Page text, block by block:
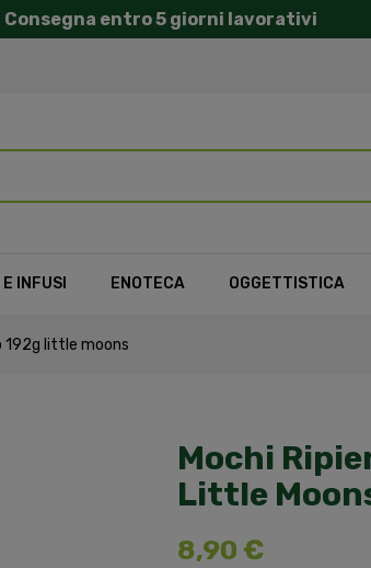
Consegna entro 5 giorni lavorativi
INFUSI ENOTECA OGGETTISTICA
192g little moons
Mochi
Little
8,90 €